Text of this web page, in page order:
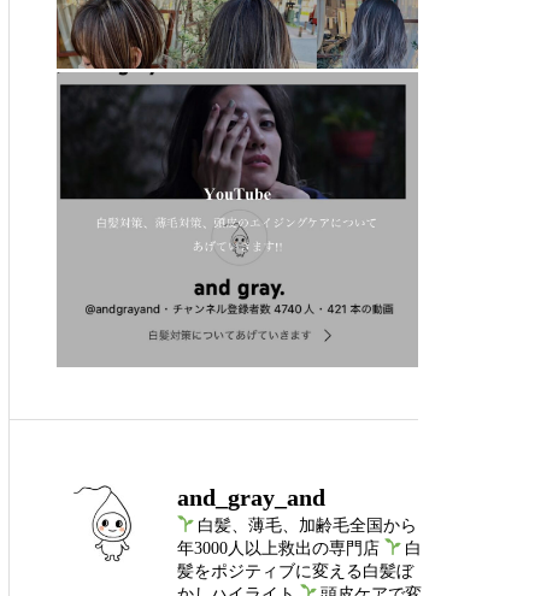
and_gray_and
白髪、薄毛、加齢毛全国から
年3000人以上救出の専門店
白
髪をポジティブに変える白髪ぼ